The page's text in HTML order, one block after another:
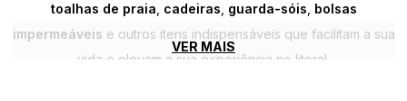
toalhas de praia cadeiras guarda-sóis bolsas
impermeáveis e outros itens indispensáveis que facilitam a sua
vida e elevam a sua experiência no litoral.
VER MAIS